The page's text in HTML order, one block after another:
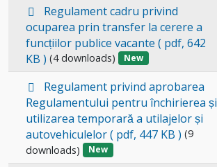
Select
item
p
d
f
Regulament cadru privind
ocuparea prin transfer la cerere a
funcțiilor publice vacante ( pdf, 642
KB ) (4 downloads) New
Select
an
item
p
d
f
Regulament privind aprobarea
Regulamentului pentru închirierea și
utilizarea temporară a utilajelor și
autovehiculelor( pdf, 447 KB ) (9
downloads)
New